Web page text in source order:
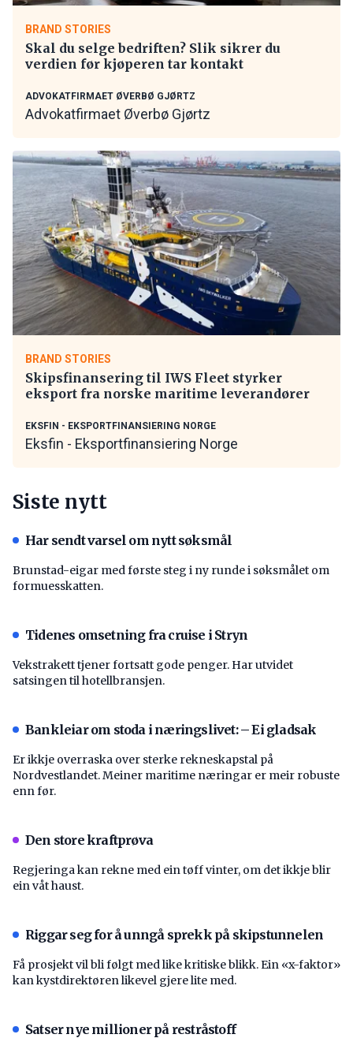
BRAND STORIES
Skal du selge bedriften? Slik sikrer du
verdien før kjøperen tar kontakt
ADVOKATFIRMAET ØVERBØ GJØRTZ
Advokatfirmaet Øverbø Gjørtz
BRAND STORIES
Skipsfinansering til IWS Fleet styrker
eksport fra norske maritime leverandører
EKSFIN - EKSPORTFINANSIERING NORGE
Eksfin - Eksportfinansiering Norge
Siste nytt
Har sendt varsel om nytt søksmål
Brunstad-eigar med første steg i ny runde i søksmålet om
formuesskatten.
Tidenes omsetning fra cruise i Stryn
Vekstrakett tjener fortsatt gode penger. Har utvidet
satsingen til hotellbransjen.
Bankleiar om stoda i næringslivet: – Ei gladsak
Er ikkje overraska over sterke rekneskapstal på
Nordvestlandet. Meiner maritime næringar er meir robuste
enn før.
Den store kraftprøva
Regjeringa kan rekne med ein tøff vinter, om det ikkje blir
ein våt haust.
Riggar seg for å unngå sprekk på skipstunnelen
Få prosjekt vil bli følgt med like kritiske blikk. Ein «x-faktor»
kan kystdirektøren likevel gjere lite med.
Satser nye millioner på restråstoff